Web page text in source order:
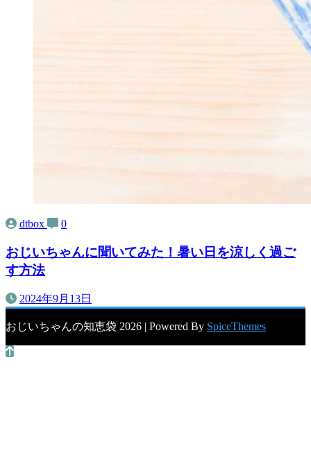
dtbox 0
おじいちゃんに聞いてみた！暑い日を涼しく過ご
す方法
2024年9月13日
おじいちゃんの知恵袋 2026 | Powered By SpiceThemes